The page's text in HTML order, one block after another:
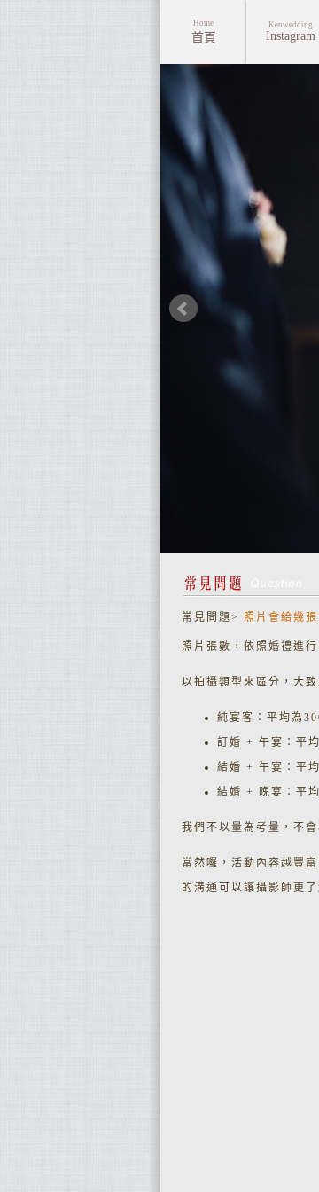
Home
首頁
Kenwedding
Instagram
常見問題> 照片會給幾張
照片張數，依照婚禮進
以拍攝類型來區分，大致
純宴客：平均為
訂婚 + 午宴：平
結婚 + 午宴：平
結婚 + 晚宴：平
我們不以量為考量，不
當然囉，活動內容越豐
的溝通可以讓攝影師更